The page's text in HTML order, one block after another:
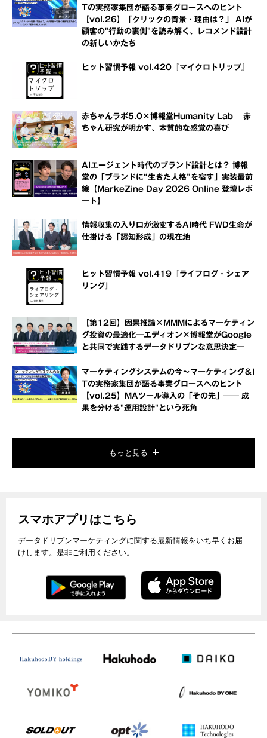
Tの実務家集団が語る事業グロースへのヒント
【vol.26】「クリックの背景・理由は？」 AIが
顧客の"行動の裏側"を読み解く、レコメンド設計
の新しいかたち
ヒット習慣予報 vol.420『マイクロトリップ』
赤ちゃんラボ5.0×博報堂Humanity Lab 赤
ちゃん研究が明かす、本質的な感覚の喜び
AIエージェント時代のブランド設計とは？ 博報
堂の「ブランドに“生きた人格”を宿す」実装最前
線【MarkeZine Day 2026 Online 登壇レポ
ート】
情報収集の入り口が激変するAI時代 FWD生命が
仕掛ける「認知形成」の現在地
ヒット習慣予報 vol.419『ライフログ・シェア
リング』
【第12回】因果推論×MMMによるマーケティン
グ投資の最適化―エディオン×博報堂がGoogle
と共同で実践するデータドリブンな意思決定―
マーケティングシステムの今～マーケティング＆I
Tの実務家集団が語る事業グロースへのヒント
【vol.25】MAツール導入の「その先」── 成
果を分ける"運用設計"という死角
もっと見る
スマホアプリはこちら
データドリブンマーケティングに関する最新情報をいち早くお届
けします。是非ご利用ください。